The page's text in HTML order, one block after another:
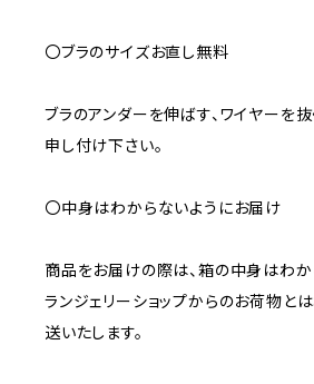
〇ブラのサイズお直し無料
ブラのアンダーを伸ばす、ワイヤーを
申し付け下さい。
〇中身はわからないようにお届け
商品をお届けの際は、箱の中身はわか
ランジェリーショップからのお荷物と
送いたします。